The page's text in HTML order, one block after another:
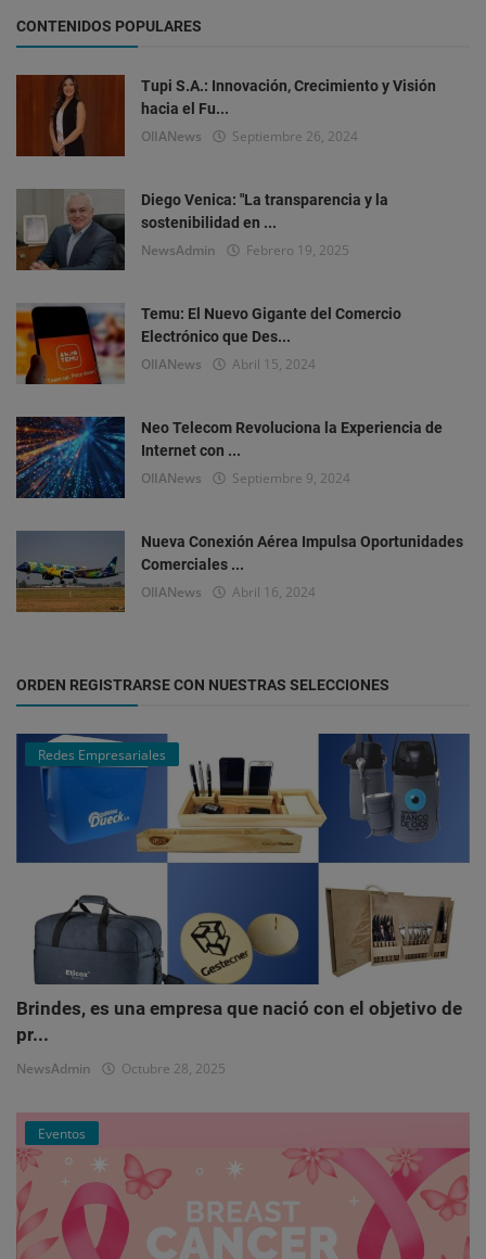
CONTENIDOS POPULARES
Tupi S.A.: Innovación, Crecimiento y Visión
hacia el Fu...
OlIANews Septiembre 26, 2024
Diego Venica: "La transparencia y la
sostenibilidad en ...
NewsAdmin Febrero 19, 2025
Temu: El Nuevo Gigante del Comercio
Electrónico que Des...
OlIANews Abril 15, 2024
Neo Telecom Revoluciona la Experiencia de
Internet con ...
OlIANews Septiembre 9, 2024
Nueva Conexión Aérea Impulsa Oportunidades
Comerciales ...
OlIANews Abril 16, 2024
ORDEN REGISTRARSE CON NUESTRAS SELECCIONES
Redes Empresariales
Brindes, es una empresa que nació con el objetivo de
pr...
NewsAdmin Octubre 28, 2025
Eventos